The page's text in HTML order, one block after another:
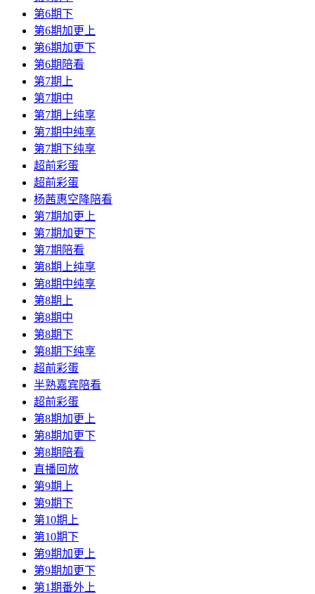
第6期下
第6期加更上
第6期加更下
第6期陪看
第7期上
第7期中
第7期上纯享
第7期中纯享
第7期下纯享
超前彩蛋
超前彩蛋
杨茜惠空降陪看
第7期加更上
第7期加更下
第7期陪看
第8期上纯享
第8期中纯享
第8期上
第8期中
第8期下
第8期下纯享
超前彩蛋
半熟嘉宾陪看
超前彩蛋
第8期加更上
第8期加更下
第8期陪看
直播回放
第9期上
第9期下
第10期上
第10期下
第9期加更上
第9期加更下
第1期番外上